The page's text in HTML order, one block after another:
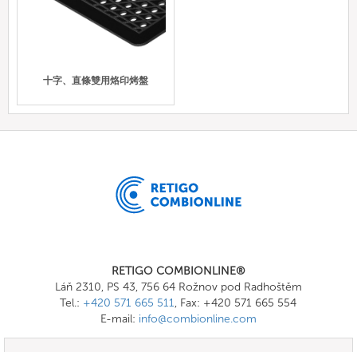
十字、直條雙用烙印烤盤
RETIGO COMBIONLINE®
Láň 2310, PS 43, 756 64 Rožnov pod Radhoštěm
Tel.: +420 571 665 511, Fax: +420 571 665 554
E-mail: info@combionline.com